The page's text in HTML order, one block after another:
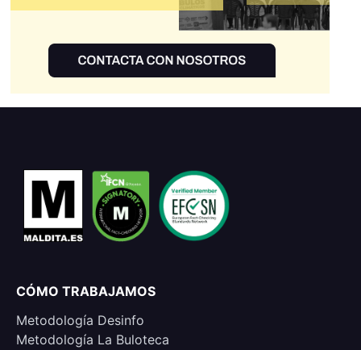
CÓMO TRABAJAMOS
Metodología Desinfo
Metodología La Buloteca